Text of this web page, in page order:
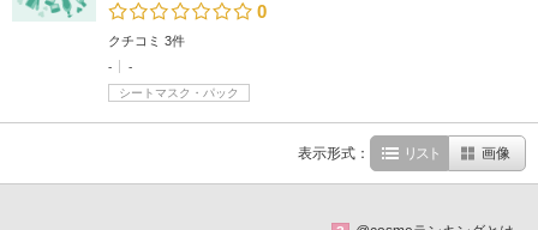
0
クチコミ 3件
-
-
シートマスク・パック
表示形式： リスト 画像